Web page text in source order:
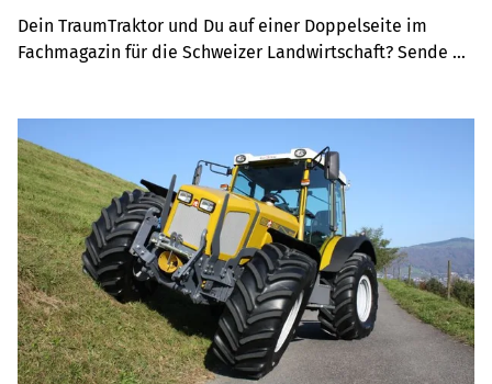
Dein TraumTraktor und Du auf einer Doppelseite im
Fachmagazin für die Schweizer Landwirtschaft? Sende